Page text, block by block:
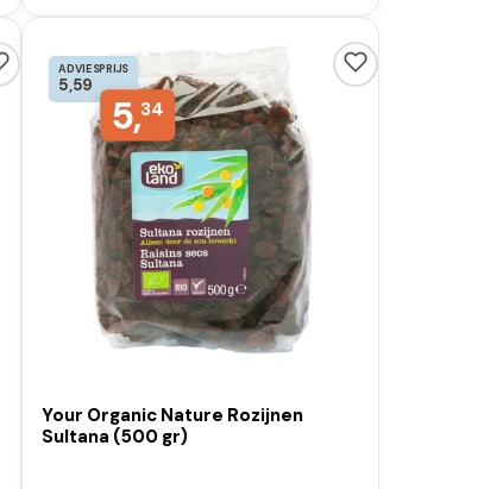
ADVIESPRIJS
5,59
5,34
Your Organic Nature Rozijnen
Sultana (500 gr)